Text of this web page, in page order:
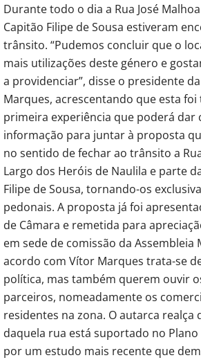
Durante todo o dia a Rua José
Capitão Filipe de Sousa estiveram
trânsito. “Pudemos concluir que o
mais utilizações deste género e
a providenciar”, disse o presidente
Marques, acrescentando que esta
primeira experiência que poderá dar
informação para juntar à proposta
no sentido de fechar ao trânsito a
Largo dos Heróis de Naulila e parte
Filipe de Sousa, tornando-os
pedonais. A proposta já foi
de Câmara e remetida para
em sede de comissão da Assembleia
acordo com Vítor Marques trata-se
política, mas também querem ouvir
parceiros, nomeadamente os
residentes na zona. O autarca realça
daquela rua está suportado no
por um estudo mais recente que